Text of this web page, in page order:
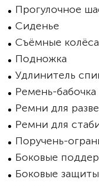
Прогулочное
Сиденье
Съёмные колёса
Подножка
Удлинитель
Ремень-бабочка
Ремни для
Ремни для
Поручень-
Боковые
Боковые защиты